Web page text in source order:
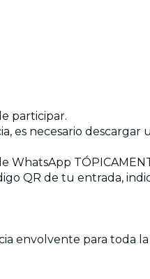
participar.
es necesario descargar
WhatsApp
QR de tu entrada,
envolvente para toda